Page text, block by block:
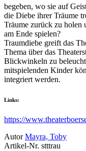
begeben, wo sie auf
die Diebe ihrer Träume
Träume zurück zu
am Ende spielen?
Traumdiebe greift das
Thema über das
Blickwinkeln zu
mitspielenden Kinder
integriert werden.
Links:
https://
Autor Mayra, Toby
Artikel-Nr. stttrau